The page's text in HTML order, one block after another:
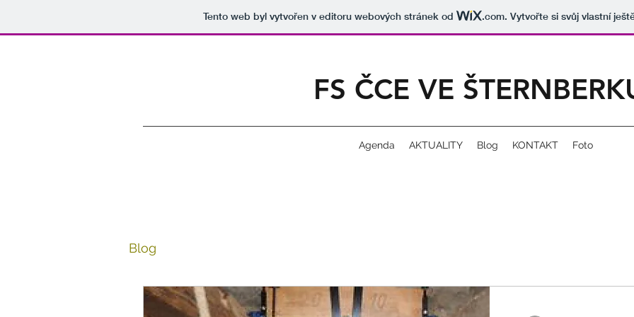
Tento web byl vytvořen v editoru webových stránek od .com. Vytvořte si svůj vlastní
FS ČCE VE
Agenda AKTUALITY Blog KONTAKT Foto
Blog